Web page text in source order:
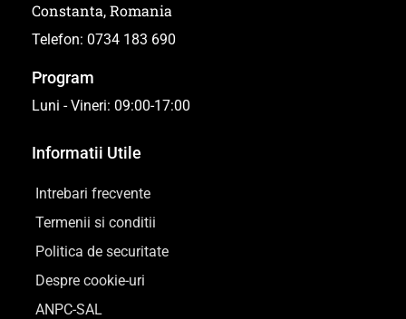
Constanta, Romania
Telefon: 0734 183 690
Program
Luni - Vineri: 09:00-17:00
Informatii Utile
Intrebari frecvente
Termenii si conditii
Politica de securitate
Despre cookie-uri
ANPC-SAL